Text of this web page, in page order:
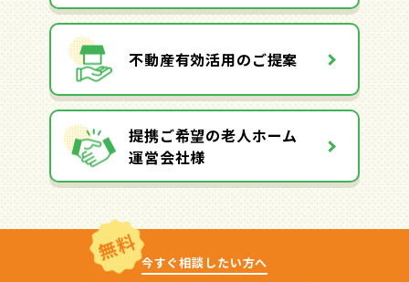
不動産有効活用のご提案
提携ご希望の老人ホーム
運営会社様
無料 今すぐ相談したい方へ